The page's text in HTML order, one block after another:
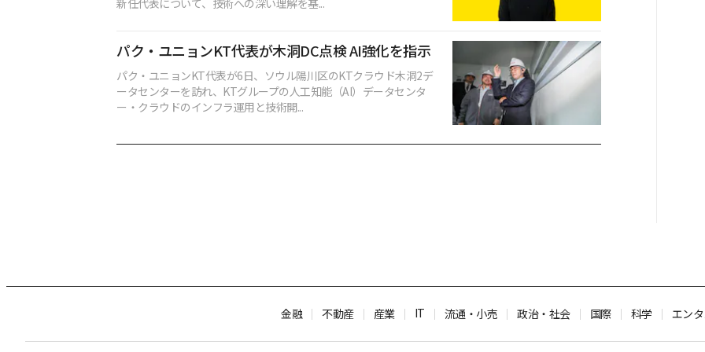
新任代表について、技術への深い理解を基...
パク・ユニョンKT代表が木洞DC点検 AI強化を指示
パク・ユニョンKT代表が6日、ソウル陽川区のKTクラウド木洞2デ
ータセンターを訪れ、KTグループの人工知能（AI）データセンタ
ー・クラウドのインフラ運用と技術開...
金融 不動産 産業 IT 流通・小売 政治・社会 国際 科学 エンタ